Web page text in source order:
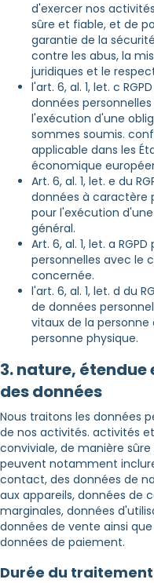
d'exercer nos
sûre et fiable, et de
garantie de la
contre les abus, la
juridiques et le
l'art. 6, al. 1, let. c
données
l'exécution d'une
sommes soumis.
applicable dans les
économique
Art. 6, al. 1, let. e du
données à caractère
pour l'exécution
général.
Art. 6, al. 1, let. a
personnelles avec le
concernée.
l'art. 6, al. 1, let. d du
de données
vitaux de la
personne physique.
3. nature,
des données
Nous traitons les données
de nos activités. activités
conviviale, de manière
peuvent notamment
contact, des données de
aux appareils, données de
marginales, données
données de vente ainsi
données de paiement.
Durée du